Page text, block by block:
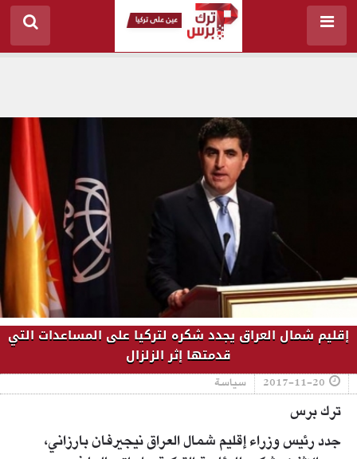
إقليم شمال العراق يجدد شكره لتركيا على المساعدات التي
قدمتها إثر الزلزال
2017-11-20 سياسة
ترك برس
جدد رئيس وزراء إقليم شمال العراق نيجيرفان بارزاني،